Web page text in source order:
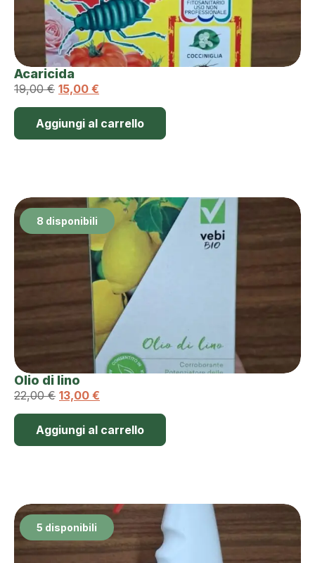
Acaricida
19,00€ 15,00 €
Aggiungi al carrello
8 disponibili
Olio di lino
22,00€ 13,00 €
Aggiungi al carrello
5 disponibili